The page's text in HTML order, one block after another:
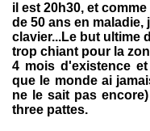
il est 20h30, et
de 50 ans en maladie,
clavier...Le but ultime
trop chiant pour la
4 mois d'existence
que le monde ai
ne le sait pas
three pattes.